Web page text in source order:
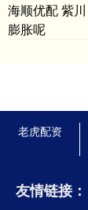
海顺优配 紫
膨胀呢
老虎配资
友情链接：